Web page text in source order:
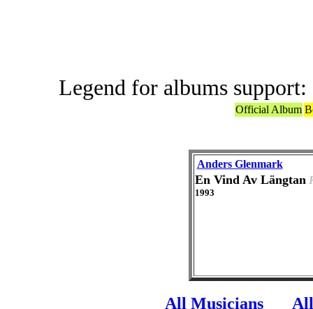
Legend for albums support:
Official Album
Anders Glenmark
En Vind Av Längtan
1993
All Musicians